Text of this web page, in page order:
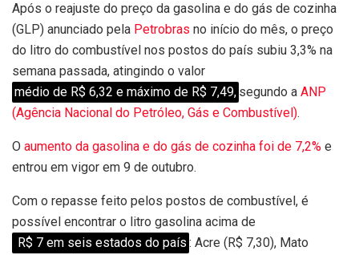
Após o reajuste do preço da gasolina e do gás de cozinha
(GLP) anunciado pela Petrobras no início do mês, o preço
do litro do combustível nos postos do país subiu 3,3% na
semana passada, atingindo o valor
médio de R$ 6,32 e máximo de R$ 7,49, segundo aANP
(Agência Nacional do Petróleo, Gás e Combustível).
O aumento da gasolina e do gás de cozinha foi de 7,2% e
entrou em vigor em 9 de outubro.
Com o repasse feito pelos postos de combustível, é
possível encontrar o litro gasolina acima de
R$ 7 em seis estados do país : Acre (R$ 7,30), Mato